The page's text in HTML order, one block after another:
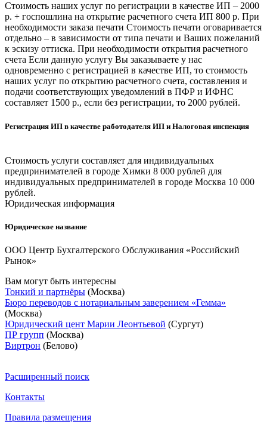
Стоимость наших услуг по регистрации в качестве ИП – 2000
р. + госпошлина на открытие расчетного счета ИП 800 р. При
необходимости заказа печати Стоимость печати оговаривается
отдельно – в зависимости от типа печати и Ваших пожеланий
к эскизу оттиска. При необходимости открытия расчетного
счета Если данную услугу Вы заказываете у нас
одновременно с регистрацией в качестве ИП, то стоимость
наших услуг по открытию расчетного счета, составления и
подачи соответствующих уведомлений в ПФР и ИФНС
составляет 1500 р., если без регистрации, то 2000 рублей.
Регистрация ИП в качестве работодателя ИП и Налоговая инспекция
Стоимость услуги составляет для индивидуальных
предпринимателей в городе Химки 8 000 рублей для
индивидуальных предпринимателей в городе Москва 10 000
рублей.
Юридическая информация
Юридическое название
ООО Центр Бухгалтерского Обслуживания «Российский
Рынок»
Вам могут быть интересны
Тонкий и партнёры (Москва)
Бюро переводов с нотариальным заверением «Гемма»
(Москва)
Юридический цент Марии Леонтьевой (Сургут)
ПР групп (Москва)
Виртрон (Белово)
Расширенный поиск
Контакты
Правила размещения